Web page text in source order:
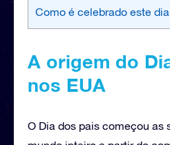
Como é celebrado este
A origem do
nos EUA
O Dia dos pais começou as